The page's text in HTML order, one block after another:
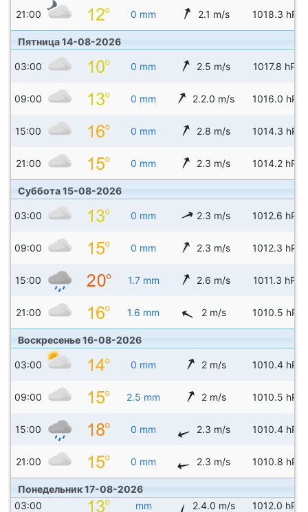
21:00 0 mm 2.1 m/s 1018.3 hPa
Пятница 14-08-2026
03:00 0 mm 2.5 m/s 1017.8 hPa
09:00 0 mm 2.2.0 m/s 1016.0 hPa
15:00 0 mm 2.8 m/s 1014.3 hPa
21:00 0 mm 2.3 m/s 1014.2 hPa
Суббота 15-08-2026
03:00 0 mm 2.3 m/s 1012.6 hPa
09:00 0 mm 2.3 m/s 1012.3 hPa
15:00 1.7 mm 2.6 m/s 1011.3 hPa
21:00 1.6 mm 2 m/s 1010.5 hPa
Воскресенье 16-08-2026
03:00 0 mm 2 m/s 1010.4 hPa
09:00 2.5 mm 2 m/s 1010.5 hPa
15:00 0 mm 2.3 m/s 1010.4 hPa
21:00 0 mm 2.3 m/s 1010.8 hPa
Понедельник 17-08-2026
03:00
mm 2.4.0 m/s 1012.0 hPa